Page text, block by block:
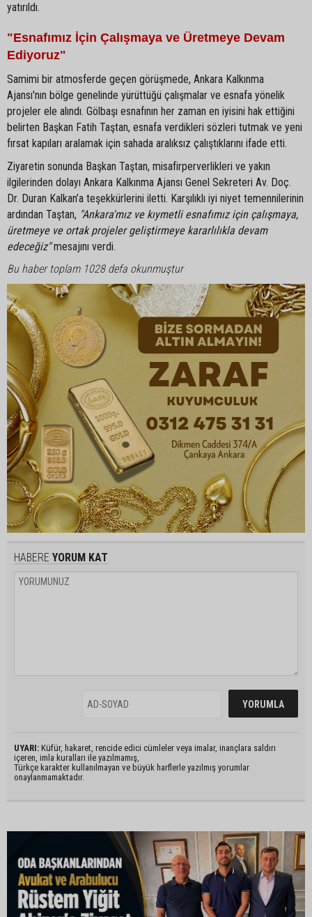
yatırıldı.
"Esnafımız İçin Çalışmaya ve Üretmeye Devam
Ediyoruz"
Samimi bir atmosferde geçen görüşmede, Ankara Kalkınma
Ajansı'nın bölge genelinde yürüttüğü çalışmalar ve esnafa yönelik
projeler ele alındı. Gölbaşı esnafının her zaman en iyisini hak ettiğini
belirten Başkan Fatih Taştan, esnafa verdikleri sözleri tutmak ve yeni
fırsat kapıları aralamak için sahada aralıksız çalıştıklarını ifade etti.
Ziyaretin sonunda Başkan Taştan, misafirperverlikleri ve yakın
ilgilerinden dolayı Ankara Kalkınma Ajansı Genel Sekreteri Av. Doç.
Dr. Duran Kalkan’a teşekkürlerini iletti. Karşılıklı iyi niyet temennilerinin
ardından Taştan, "Ankara'mız ve kıymetli esnafımız için çalışmaya,
üretmeye ve ortak projeler geliştirmeye kararlılıkla devam
edeceğiz"mesajını verdi.
Bu haber toplam 1028 defa okunmuştur
HABERE YORUM KAT
UYARI: Küfür, hakaret, rencide edici cümleler veya imalar, inançlara saldırı
içeren, imla kuralları ile yazılmamış,
Türkçe karakter kullanılmayan ve büyük harflerle yazılmış yorumlar
onaylanmamaktadır.